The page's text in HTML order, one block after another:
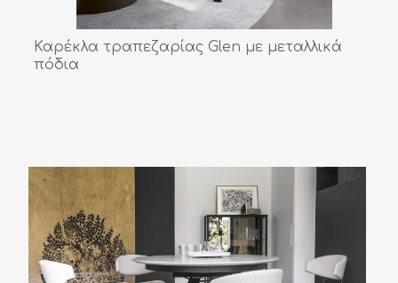
Καρέκλα τραπεζαρίας Glen με μεταλλικά
πόδια